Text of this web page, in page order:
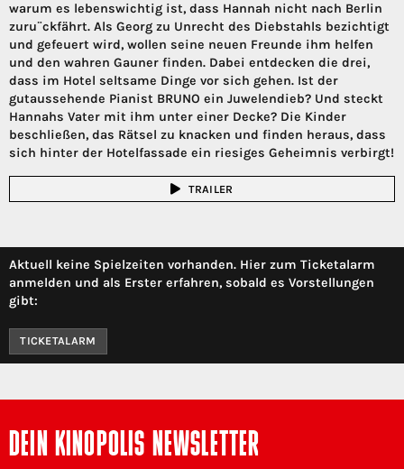
warum es lebenswichtig ist, dass Hannah nicht nach Berlin
zuru¨ckfährt. Als Georg zu Unrecht des Diebstahls bezichtigt
und gefeuert wird, wollen seine neuen Freunde ihm helfen
und den wahren Gauner finden. Dabei entdecken die drei,
dass im Hotel seltsame Dinge vor sich gehen. Ist der
gutaussehende Pianist BRUNO ein Juwelendieb? Und steckt
Hannahs Vater mit ihm unter einer Decke? Die Kinder
beschließen, das Rätsel zu knacken und finden heraus, dass
sich hinter der Hotelfassade ein riesiges Geheimnis verbirgt!
TRAILER
Aktuell keine Spielzeiten vorhanden. Hier zum Ticketalarm
anmelden und als Erster erfahren, sobald es Vorstellungen
gibt:
TICKETALARM
DEIN KINOPOLIS NEWSLETTER